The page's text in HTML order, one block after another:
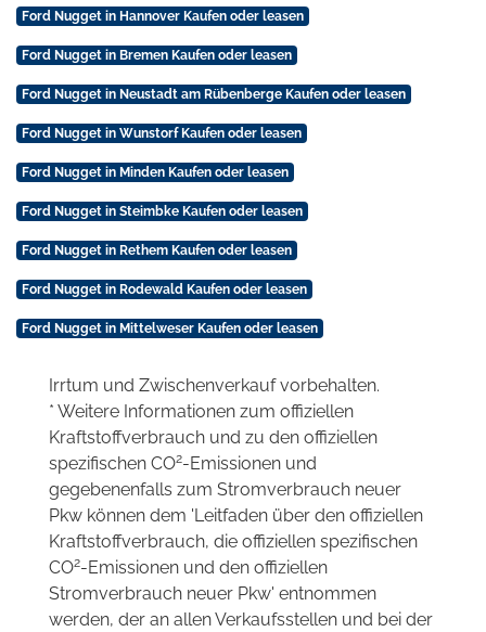
Ford Nugget in Hannover Kaufen oder leasen
Ford Nugget in Bremen Kaufen oder leasen
Ford Nugget in Neustadt am Rübenberge Kaufen oder leasen
Ford Nugget in Wunstorf Kaufen oder leasen
Ford Nugget in Minden Kaufen oder leasen
Ford Nugget in Steimbke Kaufen oder leasen
Ford Nugget in Rethem Kaufen oder leasen
Ford Nugget in Rodewald Kaufen oder leasen
Ford Nugget in Mittelweser Kaufen oder leasen
Irrtum und Zwischenverkauf vorbehalten.
* Weitere Informationen zum offiziellen
Kraftstoffverbrauch und zu den offiziellen
spezifischen CO2-Emissionen und
gegebenenfalls zum Stromverbrauch neuer
Pkw können dem 'Leitfaden über den offiziellen
Kraftstoffverbrauch, die offiziellen spezifischen
CO2-Emissionen und den offiziellen
Stromverbrauch neuer Pkw' entnommen
werden, der an allen Verkaufsstellen und bei der